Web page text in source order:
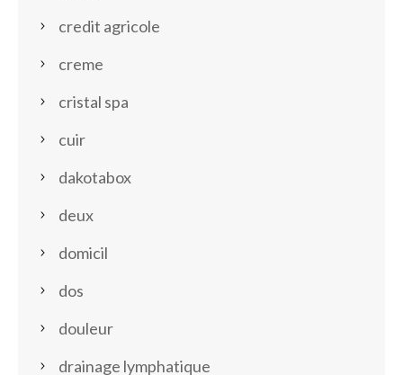
credit agricole
creme
cristal spa
cuir
dakotabox
deux
domicil
dos
douleur
drainage lymphatique